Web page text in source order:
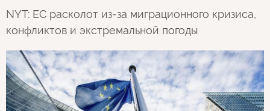
NYT: ЕС расколот из-за миграционного кризиса,
конфликтов и экстремальной погоды